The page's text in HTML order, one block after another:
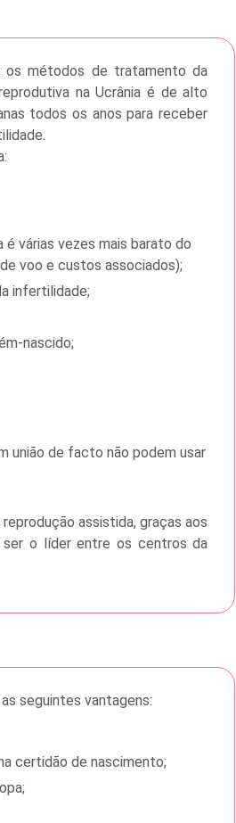
os métodos de tratamento da
na Ucrânia é de alto
todos os anos para receber
é várias vezes mais barato do
voo e custos associados);
infertilidade;
nascido;
união de facto não podem usar
assistida, graças aos
ser o líder entre os centros da
seguintes vantagens:
certidão de nascimento;